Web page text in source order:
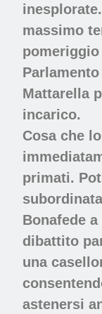
massimo
pomeriggio
Mattarella
incarico.
Cosa che
primati.
Bonafede
dibattito
una
astenersi